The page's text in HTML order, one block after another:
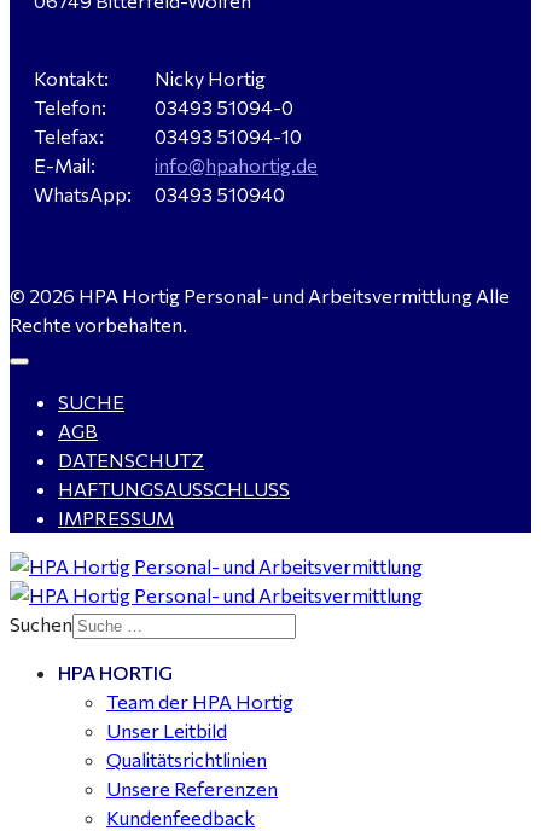
Servicemeister Kfz (m/w/d) - Bitterfeld-Wolfen
gesucht - ab 4.500,00 €
Rohrleitungsbau - Tagschicht - Leuna ab 20 €
Kalkulator (m/w/d) mit technischen Erfahrungen
gesucht für Halle (Saale) - ab 4.000 €
25
Mitarbeiter Wohnungssanierung / Maler (m/w/d)
Dessau-Roßlau - ab 18,00 €
Kontakt:
Telefon:
Telefax:
E-Mail:
WhatsApp:
Nicky Hortig
03493 51094-0
03493 51094-10
info@hpahortig.de
03493 510940
© 2026 HPA Hortig Personal- und Arbeitsvermittlung Alle
Rechte vorbehalten.
SUCHE
AGB
DATENSCHUTZ
HAFTUNGSAUSSCHLUSS
IMPRESSUM
Suchen
HPA HORTIG
Team der HPA Hortig
Unser Leitbild
Qualitätsrichtlinien
Unsere Referenzen
Kundenfeedback